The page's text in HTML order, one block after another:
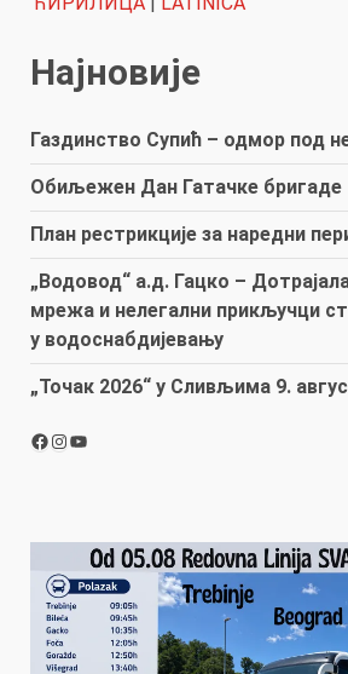
Најновије
Газдинство Супић – одмор под
Обиљежен Дан Гатачке бригаде
План рестрикције за наредни
„Водовод“ а.д. Гацко –
мрежа и нелегални прикључци
у водоснабдијевању
„Точак 2026“ у Сливљима 9.
Facebook
Instagram
YouTube